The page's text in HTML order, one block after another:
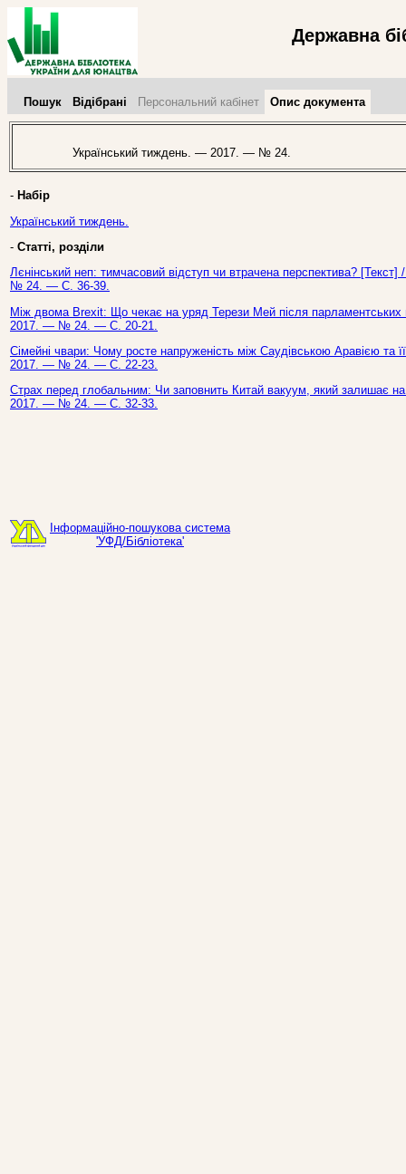
Державна
Пошук Відібрані Персональний кабінет Опис документа
Український тиждень. — 2017. — № 24.
- Набір
Український тиждень.
- Статті, розділи
Лєнінський неп: тимчасовий відступ чи втрачена перспектива?
№ 24. — С. 36-39.
Між двома Brexit: Що чекає на уряд Терези Мей після парламентських
2017. — № 24. — С. 20-21.
Сімейні чвари: Чому росте напруженість між Саудівською Аравією
2017. — № 24. — С. 22-23.
Страх перед глобальним: Чи заповнить Китай вакуум, який залишає
2017. — № 24. — С. 32-33.
Інформаційно-пошукова система
'УФД/Бібліотека'